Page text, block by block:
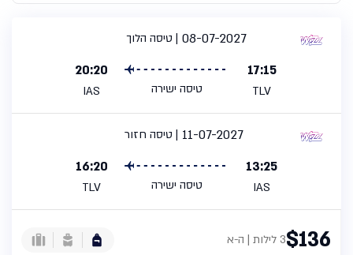
טיסה הלוך
08-07-2027
17:15
TLV טיסה ישירה
20:20
IAS
טיסה חזור
11-07-2027
13:25
IAS טיסה ישירה
16:20
TLV
$1363 לילות | ה-א